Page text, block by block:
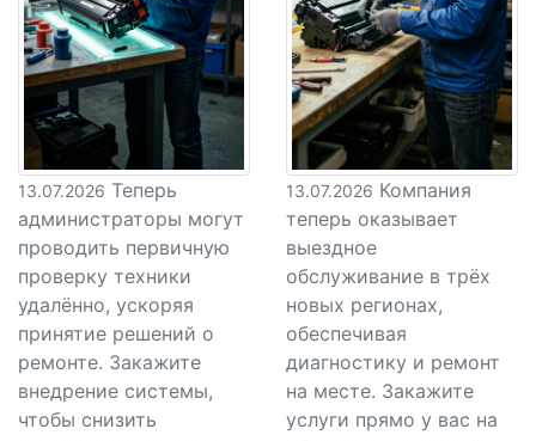
13.07.2026 Теперь
администраторы могут
проводить первичную
проверку техники
удалённо, ускоряя
принятие решений о
ремонте. Закажите
внедрение системы,
чтобы снизить
13.07.2026 Компания
теперь оказывает
выездное
обслуживание в трёх
новых регионах,
обеспечивая
диагностику и ремонт
на месте. Закажите
услуги прямо у вас на